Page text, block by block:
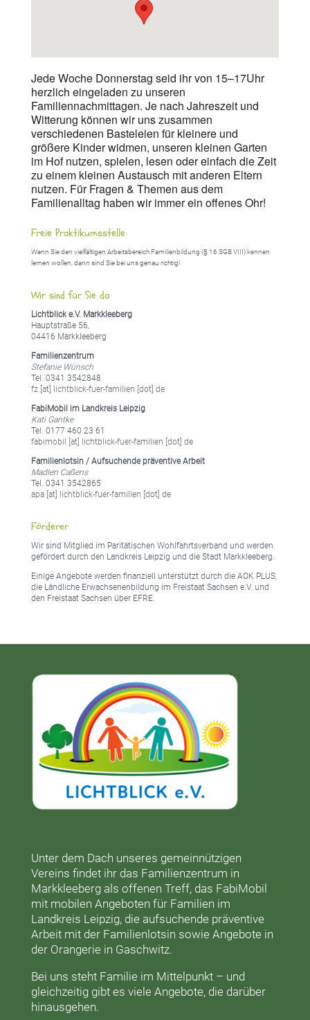
Jede Woche Donnerstag seid ihr von 15–17Uhr
herzlich eingeladen zu unseren
Familiennachmittagen. Je nach Jahreszeit und
Witterung können wir uns zusammen
verschiedenen Basteleien für kleinere und
größere Kinder widmen, unseren kleinen Garten
im Hof nutzen, spielen, lesen oder einfach die Zeit
zu einem kleinen Austausch mit anderen Eltern
nutzen. Für Fragen & Themen aus dem
Familienalltag haben wir immer ein offenes Ohr!
Freie Praktikumsstelle
Wenn Sie den vielfältigen Arbeitsbereich Familienbildung (§ 16 SGB VIII) kennen
lernen wollen, dann sind Sie bei uns genau richtig!
Wir sind für Sie da
Lichtblick e.V. Markkleeberg
Hauptstraße 56,
04416 Markkleeberg
Familienzentrum
Stefanie Wünsch
Tel. 0341 3542848
fz [at] lichtblick-fuer-familien [dot] de
FabiMobil im Landkreis Leipzig
Kati Gantke
Tel. 0177 460 23 61
fabimobil [at] lichtblick-fuer-familien [dot] de
Familienlotsin / Aufsuchende präventive Arbeit
Madlen Caßens
Tel. 0341 3542865
apa [at] lichtblick-fuer-familien [dot] de
Förderer
Wir sind Mitglied im Paritätischen Wohlfahrtsverband und werden
gefördert durch den Landkreis Leipzig und die Stadt Markkleeberg.
Einige Angebote werden finanziell unterstützt durch die AOK PLUS,
die Ländliche Erwachsenenbildung im Freistaat Sachsen e.V. und
den Freistaat Sachsen über EFRE.
Unter dem Dach unseres gemeinnützigen
Vereins findet ihr das Familienzentrum in
Markkleebergals offenen Treff, das FabiMobil
mit mobilen Angeboten für Familien im
Landkreis Leipzig, die aufsuchende präventive
Arbeit mit der Familienlotsin sowie Angebote in
der Orangeriein Gaschwitz.
Bei uns steht Familie im Mittelpunkt – und
gleichzeitig gibt es viele Angebote, die darüber
hinausgehen.